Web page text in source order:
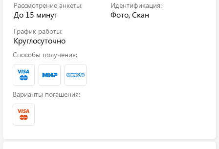
Рассмотрение анкеты:
До 15 минут
Идентификация:
Фото, Скан
График работы:
Круглосуточно
Способы получения:
Варианты погашения: